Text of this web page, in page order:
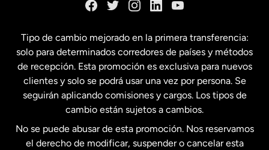
Estados Unidos English
Estados Unidos Español
Francia
Tipo de cambio mejorado en la primera transferencia:
solo para determinados corredores de países y métodos
de recepción. Esta promoción es exclusiva para nuevos
clientes y solo se podrá usar una vez por persona. Se
seguirán aplicando comisiones y cargos. Los tipos de
cambio están sujetos a cambios.
No se puede abusar de esta promoción. Nos reservamos
el derecho de modificar, suspender o cancelar esta